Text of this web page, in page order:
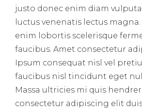
justo donec enim diam
luctus venenatis lectus
enim lobortis scelerisque
faucibus. Amet consectetur
Ipsum consequat nisl vel
faucibus nisl tincidunt eget
Massa ultricies mi quis
consectetur adipiscing elit